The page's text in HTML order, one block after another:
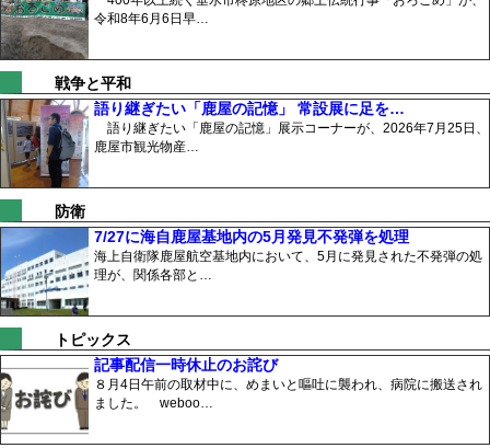
令和8年6月6日早…
戦争と平和
語り継ぎたい「鹿屋の記憶」 常設展に足を…
語り継ぎたい「鹿屋の記憶」展示コーナーが、2026年7月25日、
鹿屋市観光物産…
防衛
7/27に海自鹿屋基地内の5月発見不発弾を処理
海上自衛隊鹿屋航空基地内において、5月に発見された不発弾の処
理が、関係各部と…
トピックス
記事配信一時休止のお詫び
８月4日午前の取材中に、めまいと嘔吐に襲われ、病院に搬送され
ました。 weboo…